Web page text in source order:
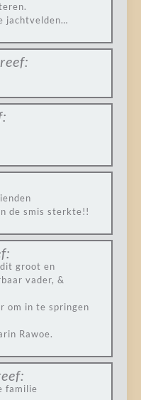
jachtvelden…
de smis sterkte!!
groot en
vader, &
om in te springen
Rawoe.
familie